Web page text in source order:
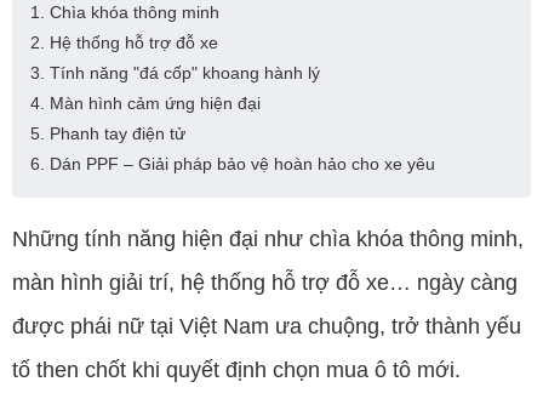
1. Chìa khóa thông minh
2. Hệ thống hỗ trợ đỗ xe
3. Tính năng "đá cốp" khoang hành lý
4. Màn hình cảm ứng hiện đại
5. Phanh tay điện tử
6. Dán PPF – Giải pháp bảo vệ hoàn hảo cho xe yêu
Những tính năng hiện đại như chìa khóa thông minh,
màn hình giải trí, hệ thống hỗ trợ đỗ xe… ngày càng
được phái nữ tại Việt Nam ưa chuộng, trở thành yếu
tố then chốt khi quyết định chọn mua ô tô mới.